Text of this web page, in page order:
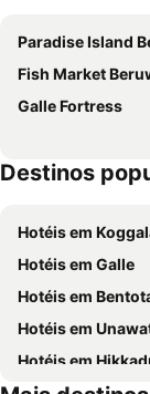
Hotel Bentota
Royal Beach
Roman Beach
Paradise Island
Fish Market
Galle Fortress
Destinos
Hotéis em
Hotéis em Galle
Hotéis em
Hotéis em
Hotéis em